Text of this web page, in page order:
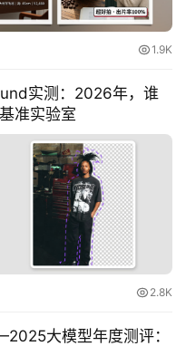
1.9K
实测：2026年，谁
准实验室
2.8K
大模型年度测评：